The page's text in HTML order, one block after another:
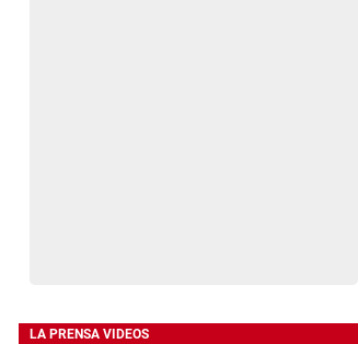
LA PRENSA VIDEOS